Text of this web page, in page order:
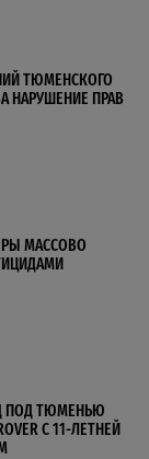
ТЮМЕНСКОГО
НАРУШЕНИЕ ПРАВ
МАССОВО
ПОД ТЮМЕНЬЮ
С 11-ЛЕТНЕЙ